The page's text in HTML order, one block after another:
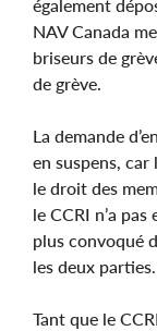
également
NAV Canada
briseurs de
de grève.
La demande
en suspens, car
le droit des
le CCRI n’a
plus convoqué
les deux parties.
Tant que le